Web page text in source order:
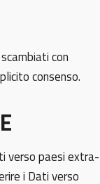
con
consenso.
verso paesi extra-
i Dati verso